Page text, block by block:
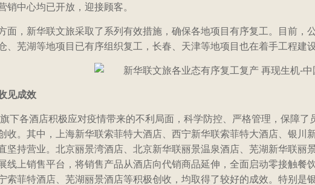
销中心均已开放，迎接顾客。
面，新华联文旅采取了系列有效措施，确保各地项目有序复工。目前，
、芜湖等地项目已有序组织复工，长春、天津等地项目也在着手工程建
见成效
下各酒店积极应对疫情带来的不利局面，科学防控、严格管理，保障
收。其中，上海新华联索菲特大酒店、西宁新华联索菲特大酒店、银川
坚持营业。北京丽景湾酒店、北京新华联丽景温泉酒店、芜湖新华联丽
线上销售平台，将销售产品从酒店向代销商品延伸，全面启动零接触餐
索菲特酒店、芜湖丽景酒店等积极创收，均取得了较好的成效。特别是